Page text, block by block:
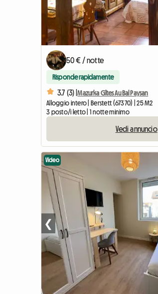
50 € / notte
Risponde rapidamente
3.7 (3) |Mazurka Gîtes Au Bal Paysan
Alloggio intero | Berstett (67370) | 25 M2
3 posto/i letto | 1 notte minimo
Vedi annuncio
Video
❮